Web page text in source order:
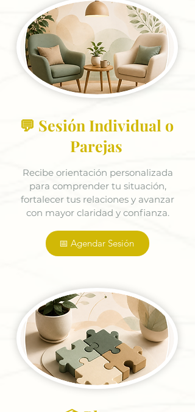
💬 Sesión Individual o
Parejas
Recibe orientación personalizada
para comprender tu situación,
fortalecer tus relaciones y avanzar
con mayor claridad y confianza.
📅 Agendar Sesión